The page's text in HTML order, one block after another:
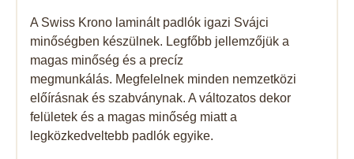
A Swiss Krono laminált padlók igazi Svájci
minőségben készülnek. Legfőbb jellemzőjük a
magas minőség és a precíz
megmunkálás. Megfelelnek minden nemzetközi
előírásnak és szabványnak. A változatos dekor
felületek és a magas minőség miatt a
legközkedveltebb padlók egyike.